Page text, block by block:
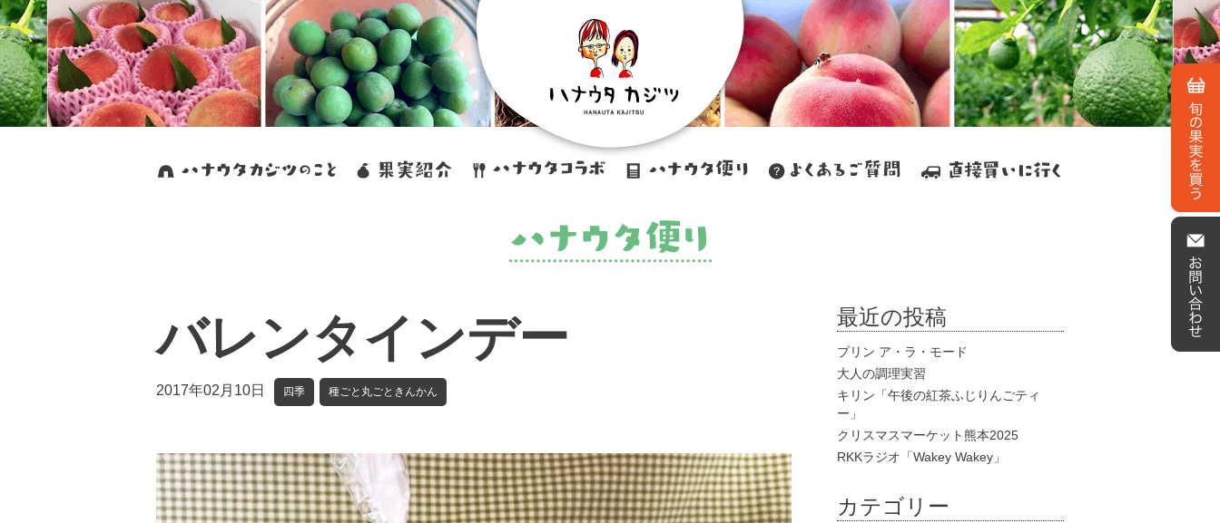
バレンタインデー
2017年02月10日 四季 種ごと丸ごときんかん
最近の投稿
プリン ア・ラ・モード
大人の調理実習
キリン「午後の紅茶ふじりんごティ
ー」
クリスマスマーケット熊本2025
RKKラジオ「Wakey Wakey」
カテゴリー